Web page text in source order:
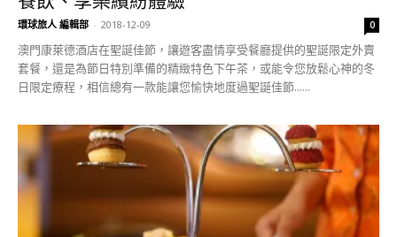
環球旅人 編輯部 - 2018-12-09 0
澳門康萊德酒店在聖誕佳節，讓遊客盡情享受餐廳提供的聖誕限定外賣
套餐，還是為節日特別準備的精緻特色下午茶，或能令您放鬆心神的冬
日限定療程，相信總有一款能讓您愉快地度過聖誕佳節......